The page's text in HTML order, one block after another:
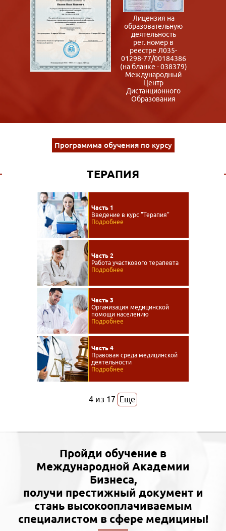
Лицензия на
образовательную
деятельность
рег. номер в
реестре Л035-
01298-77/00184386
(на бланке - 038379)
Международный
Центр
Дистанционного
Образования
Программма обучения по курсу
ТЕРАПИЯ
Часть 1
Введение в курс "Терапия"
Подробнее
Часть 2
Работа участкового терапевта
Подробнее
Часть 3
Организация медицинской
помощи населению
Подробнее
Часть 4
Правовая среда медицинской
деятельности
Подробнее
4 из 17 Еще
Пройди обучение в
Международной Академии
Бизнеса,
получи престижный документ и
стань высокооплачиваемым
специалистом в сфере медицины!